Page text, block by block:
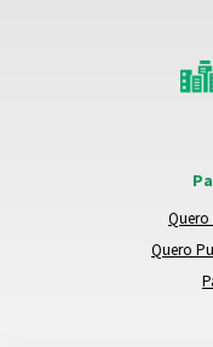
Quero
Quero